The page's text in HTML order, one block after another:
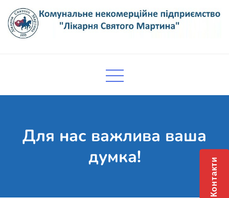
content
підприємство "Лікарня Святого
Для нас важлива ваша
думка!
Контакти